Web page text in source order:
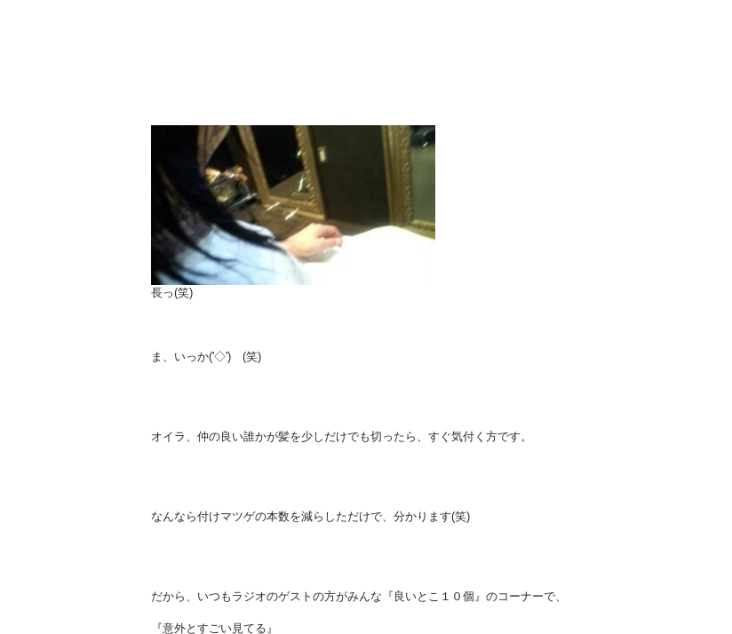
長っ(笑)
ま、いっか('◇')ゞ(笑)
オイラ、仲の良い誰かが髪を少しだけでも切ったら、すぐ気付く方です。
なんなら付けマツゲの本数を減らしただけで、分かります(笑)
だから、いつもラジオのゲストの方がみんな『良いとこ１０個』のコーナーで、
『意外とすごい見てる』